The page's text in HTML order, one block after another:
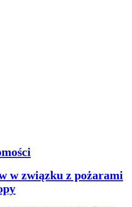
w związku z pożarami